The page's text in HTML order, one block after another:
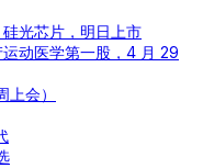
光芯片，明日上市
动医学第一股，4 月 29
会）